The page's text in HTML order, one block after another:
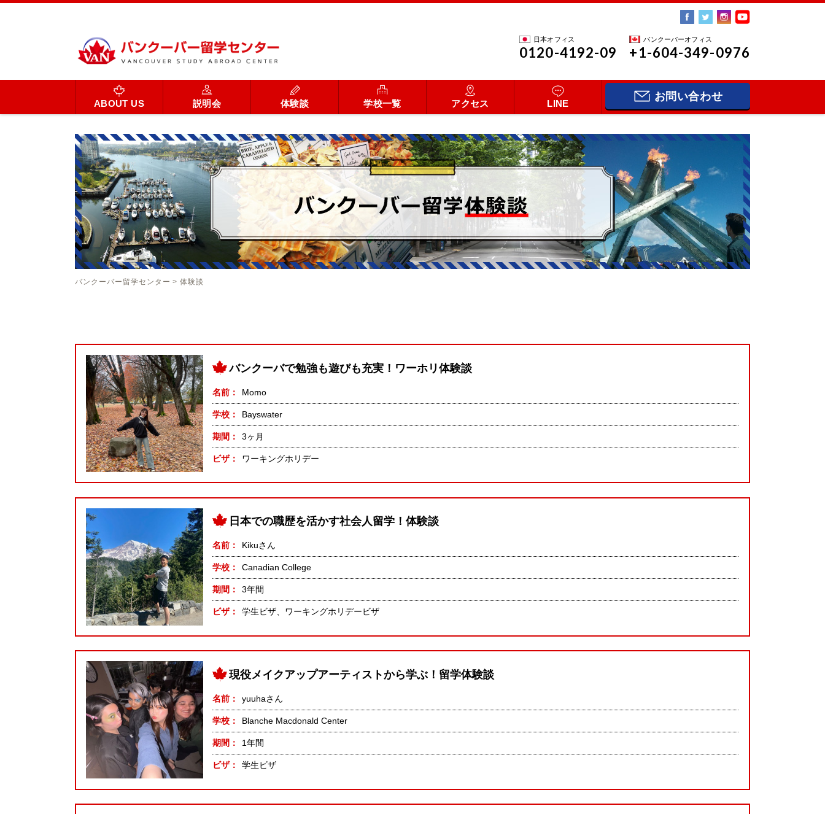
日本オフィス
0120-4192-09
バンクーバーオフィス
+1-604-349-0976
ABOUT US 説明会 体験談 学校一覧 アクセス LINE
お問い合わせ
バンクーバー留学センター >体験談
バンクーバで勉強も遊びも充実！ワーホリ体験談
名前 Momo
学校 Bayswater
期間 3ヶ月
ビザ ワーキングホリデー
日本での職歴を活かす社会人留学！体験談
名前 Kikuさん
学校 Canadian College
期間 3年間
ビザ 学生ビザ、ワーキングホリデービザ
現役メイクアップアーティストから学ぶ！留学体験談
名前 yuuhaさん
学校 Blanche Macdonald Center
期間 1年間
ビザ 学生ビザ